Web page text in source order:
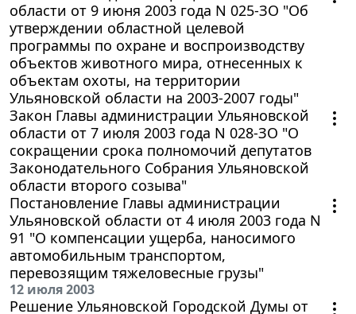
области от 9 июня 2003 года N 025-ЗО "Об
утверждении областной целевой
программы по охране и воспроизводству
объектов животного мира, отнесенных к
объектам охоты, на территории
Ульяновской области на 2003-2007 годы"
Закон Главы администрации Ульяновской
области от 7 июля 2003 года N 028-ЗО "О
сокращении срока полномочий депутатов
Законодательного Собрания Ульяновской
области второго созыва"
Постановление Главы администрации
Ульяновской области от 4 июля 2003 года N
91 "О компенсации ущерба, наносимого
автомобильным транспортом,
перевозящим тяжеловесные грузы"
12 июля 2003
Решение Ульяновской Городской Думы от